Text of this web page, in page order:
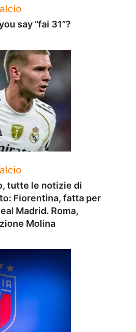
say “fai 31”?
tutte le notizie di
Fiorentina, fatta per
Madrid. Roma,
Molina